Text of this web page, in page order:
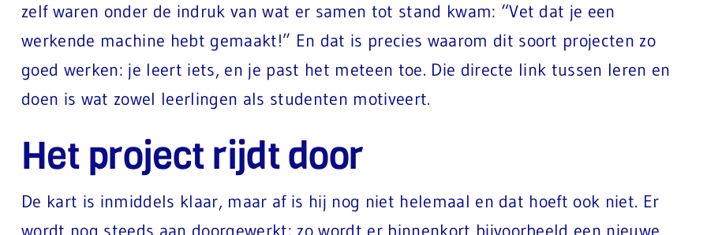
zelf waren onder de indruk van wat er samen tot stand kwam: “Vet dat je een
werkende machine hebt gemaakt!” En dat is precies waarom dit soort projecten zo
goed werken: je leert iets, en je past het meteen toe. Die directe link tussen leren en
doen is wat zowel leerlingen als studenten motiveert.
Het project rijdt door
De kart is inmiddels klaar, maar af is hij nog niet helemaal en dat hoeft ook niet. Er
wordt nog steeds aan doorgewerkt: zo wordt er binnenkort bijvoorbeeld een nieuwe